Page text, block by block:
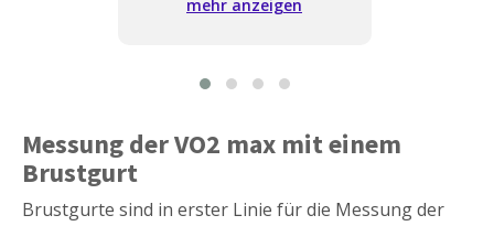
mehr anzeigen
Messung der VO2 max mit einem
Brustgurt
Brustgurte sind in erster Linie für die Messung der